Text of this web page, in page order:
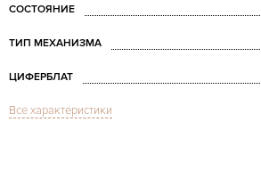
СОСТОЯНИЕ
ТИП МЕХАНИЗМА
ЦИФЕРБЛАТ
СТЕКЛО
Все характеристики